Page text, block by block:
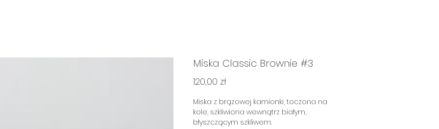
Miska Classic Brownie #3
120,00 złCena
Miska z brązowej kamionki, toczona na
kole, szkliwiona wewnątrz białym,
błyszczącym szkliwem.